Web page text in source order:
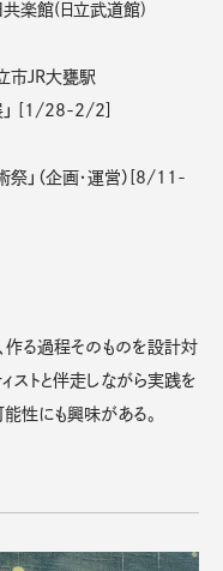
共楽館(日立武道館)
市JR大甕駅
」 [1/28-2/2]
祭」（企画・運営）[8/11-
作る過程そのものを設計対
ストと伴走しながら実践を
性にも興味がある。